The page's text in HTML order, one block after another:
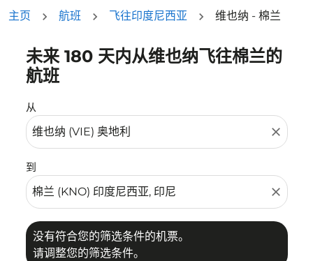
主页 航班 飞往印度尼西亚 维也纳 - 棉兰
未来 180 天内从维也纳飞往棉兰的
航班
从
close
到
close
没有符合您的筛选条件的机票。
请调整您的筛选条件。
没有符合您的筛选条件的机票。请调整您的筛选条件。